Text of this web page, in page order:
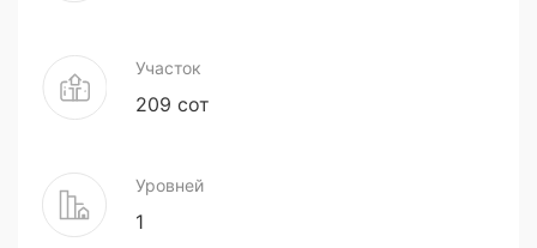
Участок
209 сот
Уровней
1